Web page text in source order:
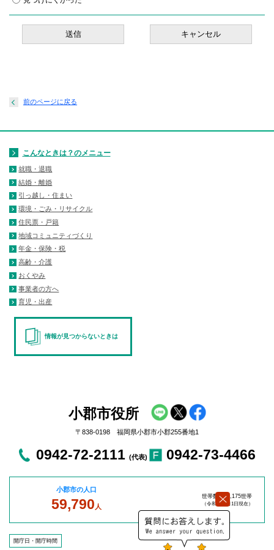
前のページに戻る
こんなときは？のメニュー
就職・退職
結婚・離婚
引っ越し・住まい
環境・ごみ・リサイクル
住民票・戸籍
地域コミュニティづくり
年金・保険・税
高齢・介護
おくやみ
事業者の方へ
育児・出産
情報が見つからないときは
小郡市役所
〒838-0198 福岡県小郡市小郡255番地1
0942-72-2111 (代表) 0942-73-4466
小郡市の人口
59,790 人
世帯数：27,175世帯
（令和8年8月1日現在）
開庁日・開庁時間